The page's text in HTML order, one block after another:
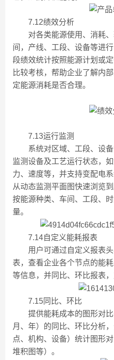
7.12绩效分析
对各类能源使用、消耗、
间，产线、工段、设备等进
段绩效统计按照能源计划或
比较考核，帮助企业了解内
定能源消耗是否合理。
7.13运行监测
系统对区域、工段、设备
监测设备及工艺运行状态，
力、速度等，并支持变配电
从动态监测平面图快速浏览
按能源种类、车间、工段、
量。
7.14自定义能耗报表
用户可通过自定义报表头
表，查看企业各个节点的能
等信息，并同比、环比报表，
7.15同比、环比
提供能耗成本的图形对比
月、年）的同比、环比分析
点、机构、设备）统计图形
堆积图等）。